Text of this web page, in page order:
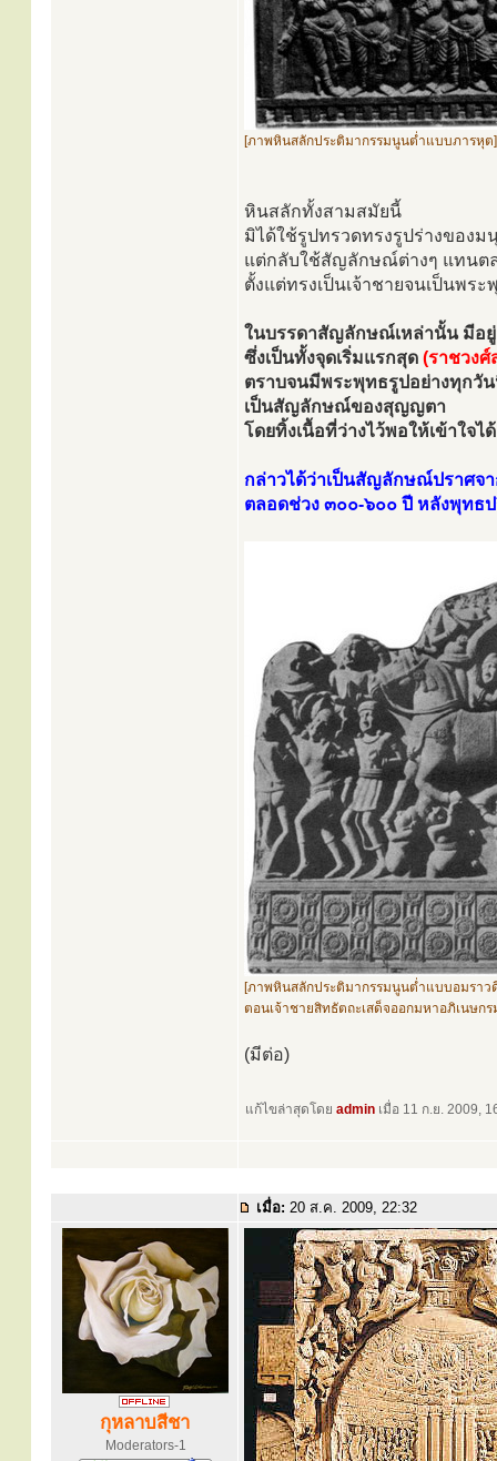
[ภาพหินสลักประติมากรรมนูนต่ำแบบภารหุต]
หินสลักทั้งสามสมัยนี้
มิได้ใช้รูปทรวดทรงรูปร่างของม
แต่กลับใช้สัญลักษณ์ต่างๆ แทนต
ตั้งแต่ทรงเป็นเจ้าชายจนเป็นพร
ในบรรดาสัญลักษณ์เหล่านั้น มี
ซึ่งเป็นทั้งจุดเริ่มแรกสุด (ราชวง
ตราบจนมีพระพุทธรูปอย่างทุกวั
เป็นสัญลักษณ์ของสุญญตา
โดยทิ้งเนื้อที่ว่างไว้พอให้เข้าใจได้
กล่าวได้ว่าเป็นสัญลักษณ์ปราศจา
ตลอดช่วง ๓๐๐-๖๐๐ ปี หลังพุทธ
[ภาพหินสลักประติมากรรมนูนต่ำแบบอมราว
ตอนเจ้าชายสิทธัตถะเสด็จออกมหาอภิเนษก
(มีต่อ)
แก้ไขล่าสุดโดย admin เมื่อ 11 ก.ย. 2009,
เมื่อ: 20 ส.ค. 2009, 22:32
กุหลาบสีชา
Moderators-1